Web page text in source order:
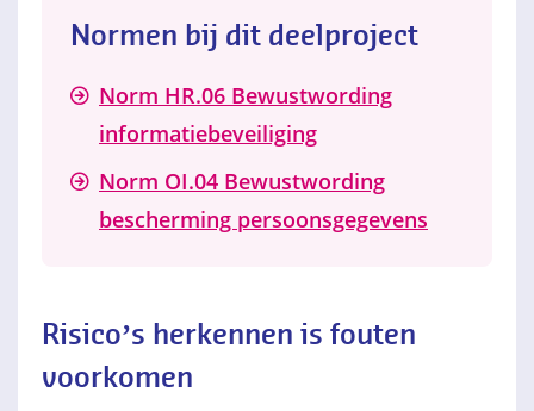
Normen bij dit deelproject
Norm HR.06 Bewustwording
informatiebeveiliging
Norm OI.04 Bewustwording
bescherming persoonsgegevens
Risico’s herkennen is fouten
voorkomen